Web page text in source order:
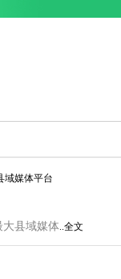
域媒体平台
大县域媒体..全文